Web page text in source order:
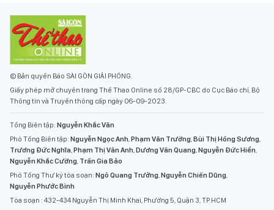
© Bản quyền Báo SÀI GÒN GIẢI PHÓNG.
Giấy phép mở chuyên trang Thể Thao Online số 28/GP-CBC do Cục Báo chí, Bộ
Thông tin và Truyền thông cấp ngày 06-09-2023.
Tổng Biên tập: Nguyễn Khắc Văn
Phó Tổng Biên tập: Nguyễn Ngọc Anh,Phạm Văn Trường,Bùi Thị Hồng Sương,
Trương Đức Nghĩa,Phạm Thị Vân Anh,Dương Văn Quang,Nguyễn Đức Hiển,
Nguyễn Khắc Cường, Trần Gia Bảo
Phó Tổng Thư ký tòa soạn: Ngô Quang Trưởng,Nguyễn Chiến Dũng,
Nguyễn Phước Bình
Tòa soạn : 432-434 Nguyễn Thị Minh Khai, Phường 5, Quận 3, TP.HCM